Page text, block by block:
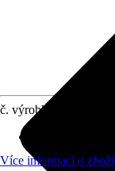
č. výrobku
Více informací o zboží